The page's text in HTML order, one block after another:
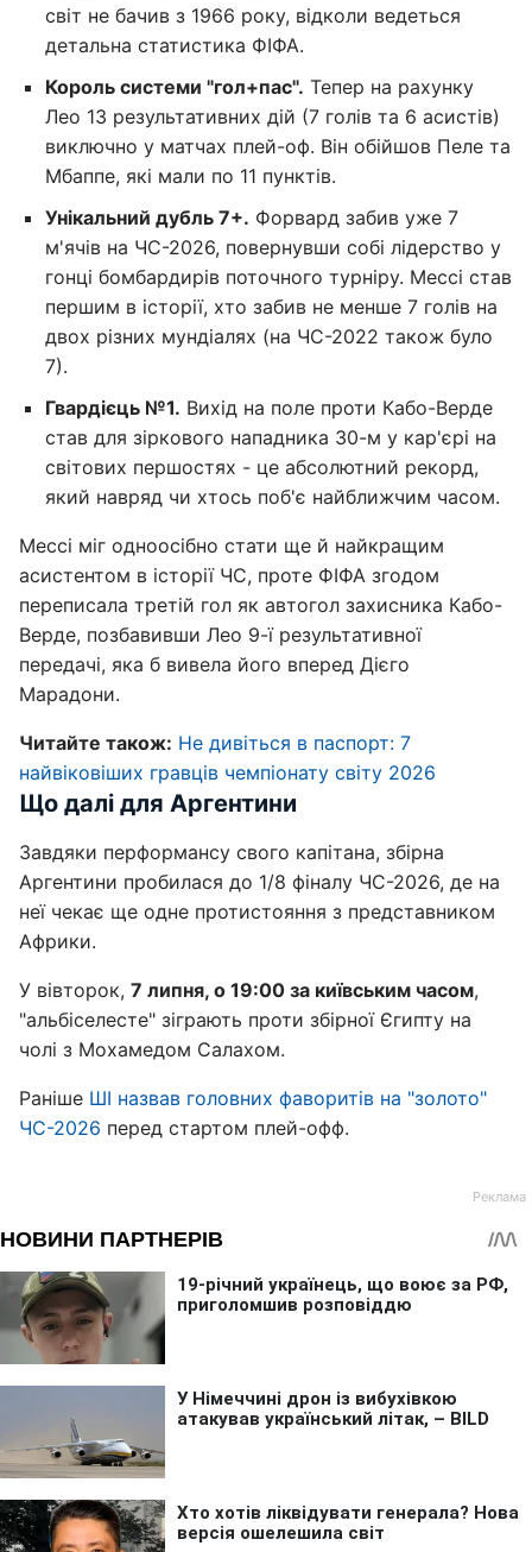
світ не бачив з 1966 року, відколи ведеться
детальна статистика ФІФА.
Король системи "гол+пас". Тепер на рахунку
Лео 13 результативних дій (7 голів та 6 асистів)
виключно у матчах плей-оф. Він обійшов Пеле та
Мбаппе, які мали по 11 пунктів.
Унікальний дубль 7+. Форвард забив уже 7
м'ячів на ЧС-2026, повернувши собі лідерство у
гонці бомбардирів поточного турніру. Мессі став
першим в історії, хто забив не менше 7 голів на
двох різних мундіалях (на ЧС-2022 також було
7).
Гвардієць №1. Вихід на поле проти Кабо-Верде
став для зіркового нападника 30-м у кар'єрі на
світових першостях - це абсолютний рекорд,
який навряд чи хтось поб'є найближчим часом.
Мессі міг одноосібно стати ще й найкращим
асистентом в історії ЧС, проте ФІФА згодом
переписала третій гол як автогол захисника Кабо-
Верде, позбавивши Лео 9-ї результативної
передачі, яка б вивела його вперед Дієго
Марадони.
Читайте також: Не дивіться в паспорт: 7
найвіковіших гравців чемпіонату світу 2026
Що далі для Аргентини
Завдяки перформансу свого капітана, збірна
Аргентини пробилася до 1/8 фіналу ЧС-2026, де на
неї чекає ще одне протистояння з представником
Африки.
У вівторок, 7 липня, о 19:00 за київським часом,
"альбіселесте" зіграють проти збірної Єгипту на
чолі з Мохамедом Салахом.
Раніше ШІ назвав головних фаворитів на "золото"
ЧС-2026 перед стартом плей-офф.